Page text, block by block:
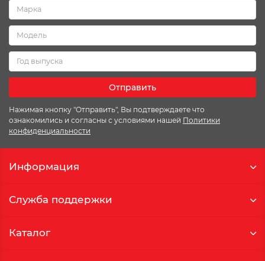
Отправить
Нажимая кнопку "Отправить", Вы подтверждаете что
ознакомились и согласны с условиями нашей Политики
конфиденциальности
Информация
Служба поддержки
Каталог